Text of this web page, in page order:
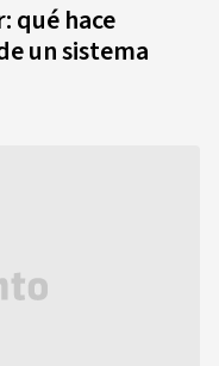
qué hace
un sistema